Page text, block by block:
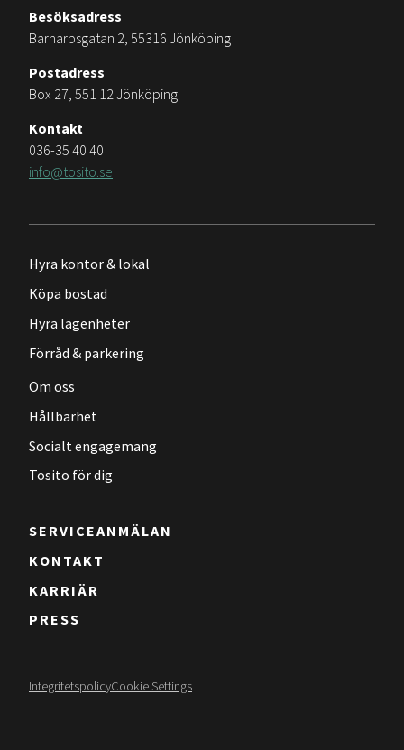
Besöksadress
Barnarpsgatan 2, 55316 Jönköping
Postadress
Box 27, 551 12 Jönköping
Kontakt
036-35 40 40
info@tosito.se
Hyra kontor & lokal
Köpa bostad
Hyra lägenheter
Förråd & parkering
Om oss
Hållbarhet
Socialt engagemang
Tosito för dig
SERVICEANMÄLAN
KONTAKT
KARRIÄR
PRESS
IntegritetspolicyCookie Settings